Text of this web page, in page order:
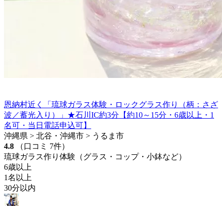
恩納村近く「琉球ガラス体験・ロックグラス作り（柄：さざ
波／蓄光入り）」★石川IC約3分【約10～15分・6歳以上・1
名可・当日電話申込可】
沖縄県 > 北谷・沖縄市 > うるま市
4.8
（口コミ 7件）
琉球ガラス作り体験（グラス・コップ・小鉢など）
6歳以上
1名以上
30分以内